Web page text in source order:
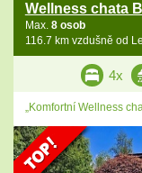
Wellness chata
Max. 8 osob
116.7 km vzdušně od
4x
„Komfortní Wellness